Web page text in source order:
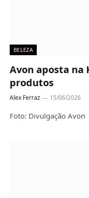
BELEZA
Avon aposta na
produtos
Alex Ferraz 15/06/2026
Foto: Divulgação Avon